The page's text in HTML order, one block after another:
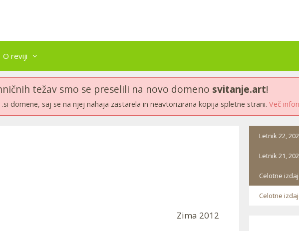
O reviji
težav smo se preselili na novo domeno svitanje.art!
domene, saj se na njej nahaja zastarela in neavtorizirana kopija spletne strani. Več
Zima 2012
Letnik 22,
Letnik 21,
Celotne
Celotne